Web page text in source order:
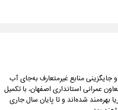
جایگزینی منابع غیرمتعارف به‌جای آب
عمرانی استانداری اصفهان، با تکمیل
بهره‌مند شده‌اند و تا پایان سال جاری